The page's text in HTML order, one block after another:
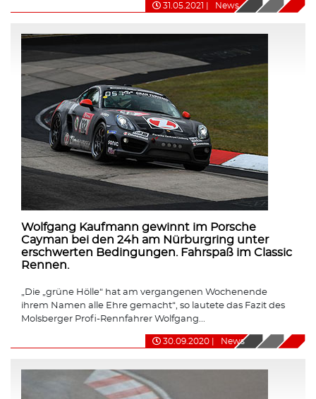
31.05.2021 News
Wolfgang Kaufmann gewinnt im Porsche
Cayman bei den 24h am Nürburgring unter
erschwerten Bedingungen. Fahrspaß im Classic
Rennen.
„Die „grüne Hölle“ hat am vergangenen Wochenende
ihrem Namen alle Ehre gemacht“, so lautete das Fazit des
Molsberger Profi-Rennfahrer Wolfgang...
30.09.2020 News